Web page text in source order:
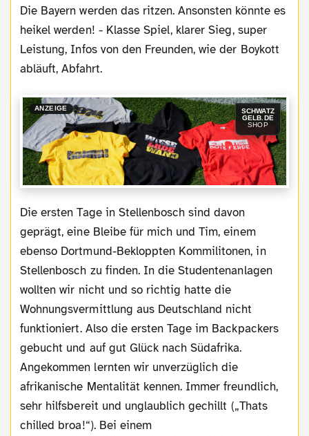
Die Bayern werden das ritzen. Ansonsten könnte es
heikel werden! - Klasse Spiel, klarer Sieg, super
Leistung, Infos von den Freunden, wie der Boykott
abläuft, Abfahrt.
ANZEIGE
SCHWATZ
GELB.DE
SHOP
Die ersten Tage in Stellenbosch sind davon
geprägt, eine Bleibe für mich und Tim, einem
ebenso Dortmund-Bekloppten Kommilitonen, in
Stellenbosch zu finden. In die Studentenanlagen
wollten wir nicht und so richtig hatte die
Wohnungsvermittlung aus Deutschland nicht
funktioniert. Also die ersten Tage im Backpackers
gebucht und auf gut Glück nach Südafrika.
Angekommen lernten wir unverzüglich die
afrikanische Mentalität kennen. Immer freundlich,
sehr hilfsbereit und unglaublich gechillt („Thats
chilled broa!“). Bei einem